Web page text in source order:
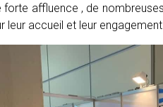
forte affluence , de
leur accueil et leur